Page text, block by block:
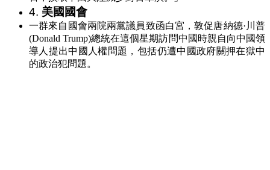
4. 美國國會
一群來自國會兩院兩黨議員致函白宮，敦促唐納德·川普
(Donald Trump)總統在這個星期訪問中國時親自向中國領
導人提出中國人權問題，包括仍遭中國政府關押在獄中
的政治犯問題。